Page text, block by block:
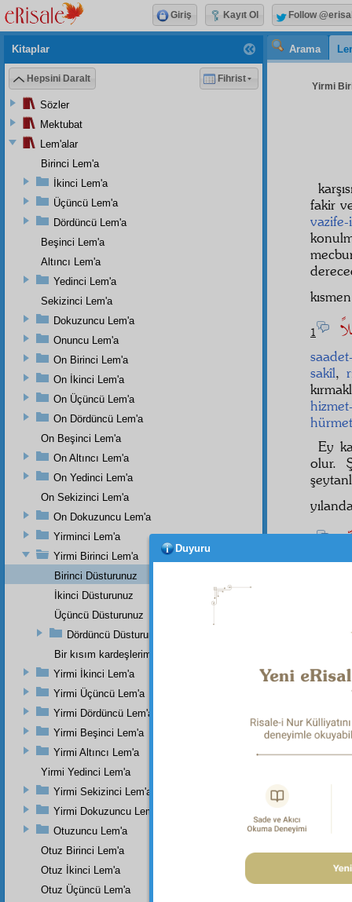
Arama
Yirmi
fakir
1
sakîl,
Ey
olur.
"Benim
Kitaplar
Hepsini Daralt Fihrist
Sözler
Mektubat
Lem'alar
Birinci Lem'a
İkinci Lem'a
Üçüncü Lem'a
Dördüncü Lem'a
Beşinci Lem'a
Altıncı Lem'a
Yedinci Lem'a
Sekizinci Lem'a
Dokuzuncu Lem'a
Onuncu Lem'a
On Birinci Lem'a
On İkinci Lem'a
On Üçüncü Lem'a
On Dördüncü Lem'a
On Beşinci Lem'a
On Altıncı Lem'a
On Yedinci Lem'a
On Sekizinci Lem'a
On Dokuzuncu Lem'a
Yirminci Lem'a
Yirmi Birinci Lem'a
Birinci Düsturunuz
İkinci Düsturunuz
Üçüncü Düsturunuz
Dördüncü Düsturunuz
Bir kısım kardeşlerime hususi bir mektuptur
Yirmi İkinci Lem'a
Yirmi Üçüncü Lem'a
Yirmi Dördüncü Lem'a
Yirmi Beşinci Lem'a
Yirmi Altıncı Lem'a
Yirmi Yedinci Lem'a
Yirmi Sekizinci Lem'a
Yirmi Dokuzuncu Lem'a
Otuzuncu Lem'a
Otuz Birinci Lem'a
Otuz İkinci Lem'a
Otuz Üçüncü Lem'a
Giriş Kayıt Ol Follow
Duyuru